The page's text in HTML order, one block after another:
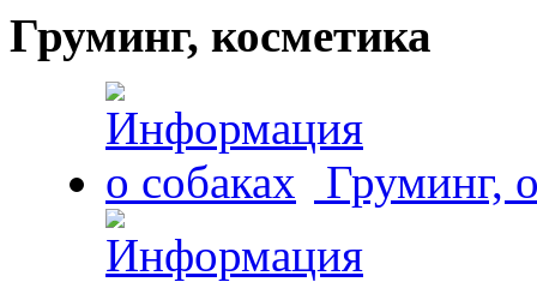
Груминг, косметика
Груминг,